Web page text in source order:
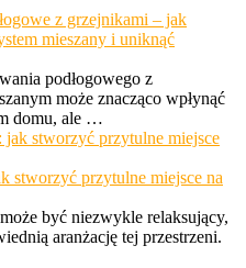
z grzejnikami – jak
mieszany i uniknąć
podłogowego z
może znacząco wpłynąć
domu, ale …
stworzyć przytulne miejsce na
być niezwykle relaksujący,
aranżację tej przestrzeni.